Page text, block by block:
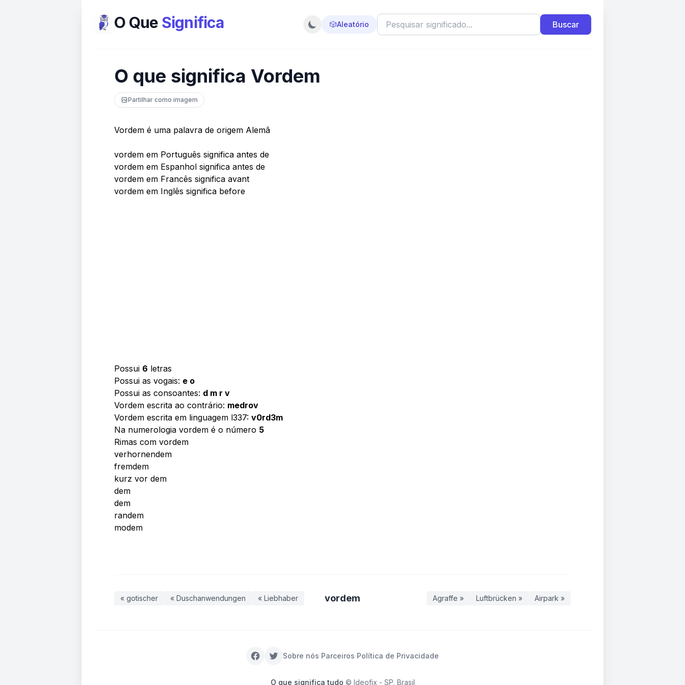
O Que Significa 🎲Aleatório Buscar
O que significa Vordem
Partilhar como imagem
Vordem é uma palavra de origem Alemã
vordem em Português significa antes de
vordem em Espanhol significa antes de
vordem em Francês significa avant
vordem em Inglês significa before
Possui 6 letras
Possui as vogais: e o
Possui as consoantes: d m r v
Vordem escrita ao contrário: medrov
Vordem escrita em linguagem l337: v0rd3m
Na numerologia vordem é o número 5
Rimas com vordem
verhornendem
fremdem
kurz vor dem
dem
dem
randem
modem
« gotischer « Duschanwendungen « Liebhaber vordem Agraffe » Luftbrücken » Airpark »
Sobre nós·Parceiros·Política de Privacidade
O que significa tudo © Ideofix - SP, Brasil